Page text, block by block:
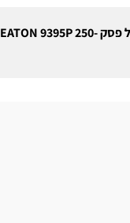
לרכישת מערכת אל פסק EATON 9395P 250-